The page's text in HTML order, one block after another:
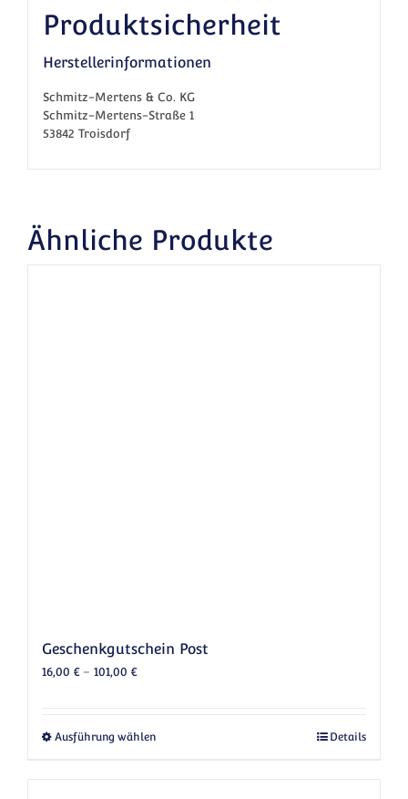
Produktsicherheit
Herstellerinformationen
Schmitz-Mertens & Co. KG
Schmitz-Mertens-Straße 1
53842 Troisdorf
Ähnliche Produkte
Geschenkgutschein Post
16,00 €– 101,00 €
Ausführung wählenDieses Produkt weist mehrere Varianten
Details